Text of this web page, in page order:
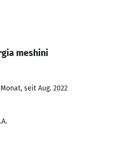
meshini
seit Aug. 2022